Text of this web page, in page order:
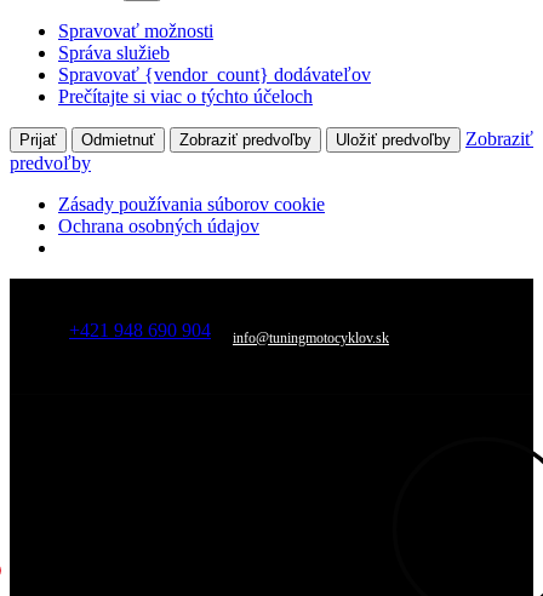
Spravovať možnosti
Správa služieb
Spravovať {vendor_count} dodávateľov
Prečítajte si viac o týchto účeloch
Prijať Odmietnuť Zobraziť predvoľby Uložiť predvoľby
Zobraziť
predvoľby
Zásady používania súborov cookie
Ochrana osobných údajov
+421 948 690 904 info@tuningmotocyklov.sk